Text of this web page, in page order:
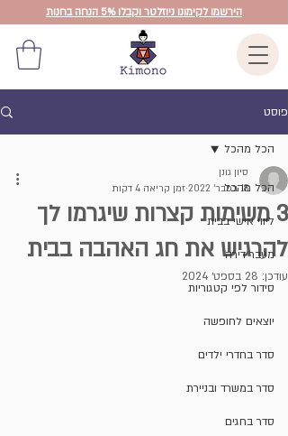
הירשמו לקימונו ניוזלטר וקבלו 5% הנחה בחנות
פוסט
הכל מהכל
ליווי אישי בבית
מעבר דירה
סידור לפי קטגוריות
יוצאים לחופשה
סדר בחדרי ילדים
סדר במשרד ובניירת
סדר בחגים
הכל מהכל
3 משימות קצרות שיגרמו לך
להרגיש את חג האהבה בבית
סיון גונן
18 בפבר׳ 2022
זמן קריאה 4 דקות
עודכן: 28 בספט׳ 2024